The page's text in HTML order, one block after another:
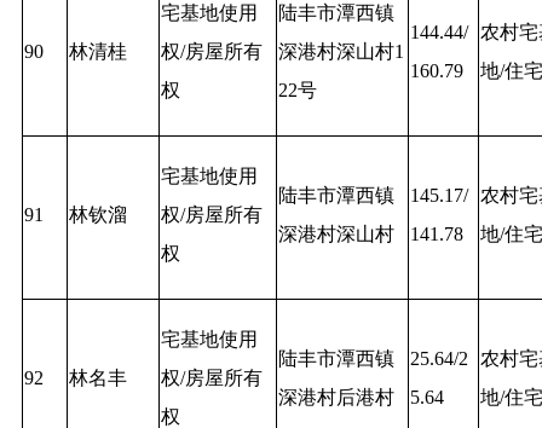
90 林清桂
宅基地使用
权/房屋所有
权
陆丰市潭西镇
深港村深山村1
22号
144.44/
160.79
农村宅
地/住宅
91 林钦溜
宅基地使用
权/房屋所有
权
陆丰市潭西镇
深港村深山村
145.17/
141.78
农村宅
地/住宅
92 林名丰
宅基地使用
权/房屋所有
权
陆丰市潭西镇
深港村后港村
25.64/2
5.64
农村宅
地/住宅